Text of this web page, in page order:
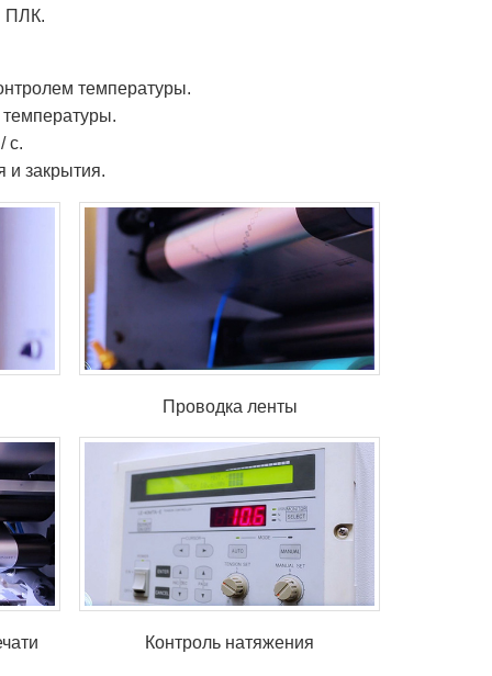
ПЛК.
температуры.
с.
и закрытия.
Проводка ленты
Контроль натяжения